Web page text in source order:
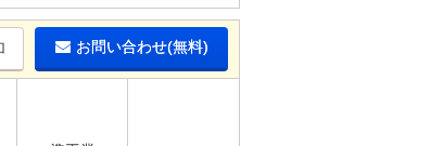
お問い合わせ(無料)